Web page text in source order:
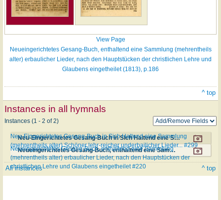
View Page
Neueingerichtetes Gesang-Buch, enthaltend eine Sammlung (mehrentheils
alter) erbaulicher Lieder, nach den Hauptstücken der christlichen Lehre und
Glaubens eingetheilet (1813), p.186
^ top
Instances in all hymnals
Instances (1 - 2 of 2)
Neu-Eingerichtetes Gesang-Buch in Sich Haltend eine Sammlung (mehrentheils alter) Schöner lehr-reicher underbailicher Lieder... #299
Neu-Eingerichtetes Gesang-Buch in Sich Haltend eine Sammlung
(mehrentheils alter) Schöner lehr-reicher underbailicher Lieder... #299
Neueingerichtetes Gesang-Buch, enthaltend eine Sammlung (mehrentheils alter) erbaulicher Lieder, nach den Hauptstücken der christlichen Lehre und Glaubens eingetheilet #220
Neueingerichtetes Gesang-Buch, enthaltend eine Sammlung
(mehrentheils alter) erbaulicher Lieder, nach den Hauptstücken der
christlichen Lehre und Glaubens eingetheilet #220
All instances ^ top